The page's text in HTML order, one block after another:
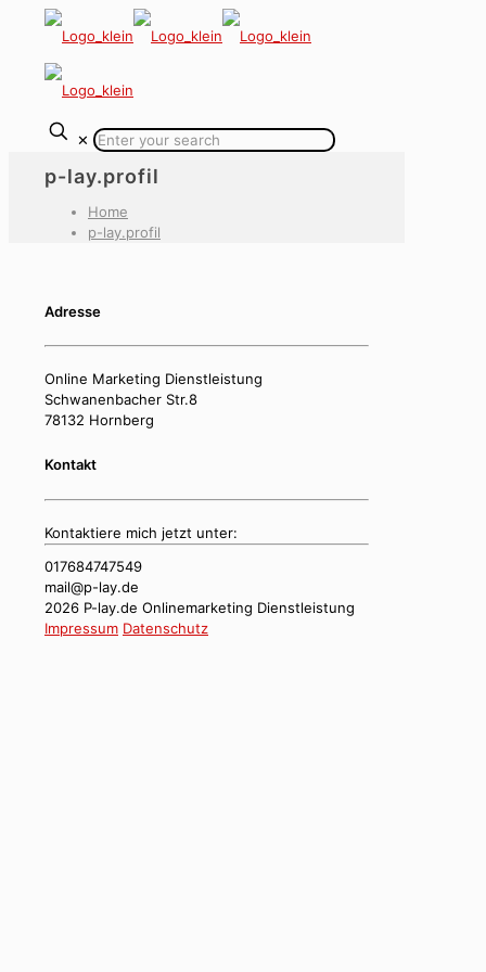
✕
p-lay.profil
Home
p-lay.profil
Adresse
Online Marketing Dienstleistung
Schwanenbacher Str.8
78132 Hornberg
Kontakt
Kontaktiere mich jetzt unter:
017684747549
mail@p-lay.de
2026 P-lay.de Onlinemarketing Dienstleistung
Impressum Datenschutz